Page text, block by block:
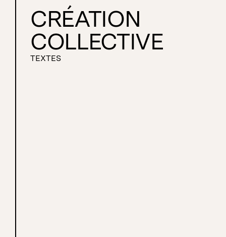
CRÉATION
COLLECTIVE
TEXTES